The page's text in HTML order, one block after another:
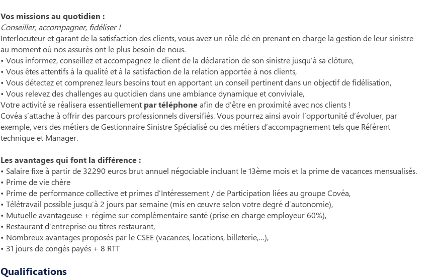
Vos missions au quotidien :
Conseiller, accompagner, fidéliser !
Interlocuteur et garant de la satisfaction des clients, vous avez un rôle clé en prenant en charge la gestion de leur sinistre
au moment où nos assurés ont le plus besoin de nous.
• Vous informez, conseillez et accompagnez le client de la déclaration de son sinistre jusqu’à sa clôture,
• Vous êtes attentifs à la qualité et à la satisfaction de la relation apportée à nos clients,
• Vous détectez et comprenez leurs besoins tout en apportant un conseil pertinent dans un objectif de fidélisation,
• Vous relevez des challenges au quotidien dans une ambiance dynamique et conviviale,
Votre activité se réalisera essentiellement par téléphoneafin de d’être en proximité avec nos clients !
Covéa s’attache à offrir des parcours professionnels diversifiés. Vous pourrez ainsi avoir l’opportunité d’évoluer, par
exemple, vers des métiers de Gestionnaire Sinistre Spécialisé ou des métiers d’accompagnement tels que Référent
technique et Manager.
Les avantages qui font la différence :
• Salaire fixe à partir de 32290 euros brut annuel négociable incluant le 13ème mois et la prime de vacances mensualisés.
• Prime de vie chère
• Prime de performance collective et primes d’Intéressement / de Participation liées au groupe Covéa,
• Télétravail possible jusqu’à 2 jours par semaine (mis en œuvre selon votre degré d’autonomie),
• Mutuelle avantageuse + régime sur complémentaire santé (prise en charge employeur 60%),
• Restaurant d’entreprise ou titres restaurant,
• Nombreux avantages proposés par le CSEE (vacances, locations, billeterie,…),
• 31 jours de congés payés + 8 RTT
Qualifications